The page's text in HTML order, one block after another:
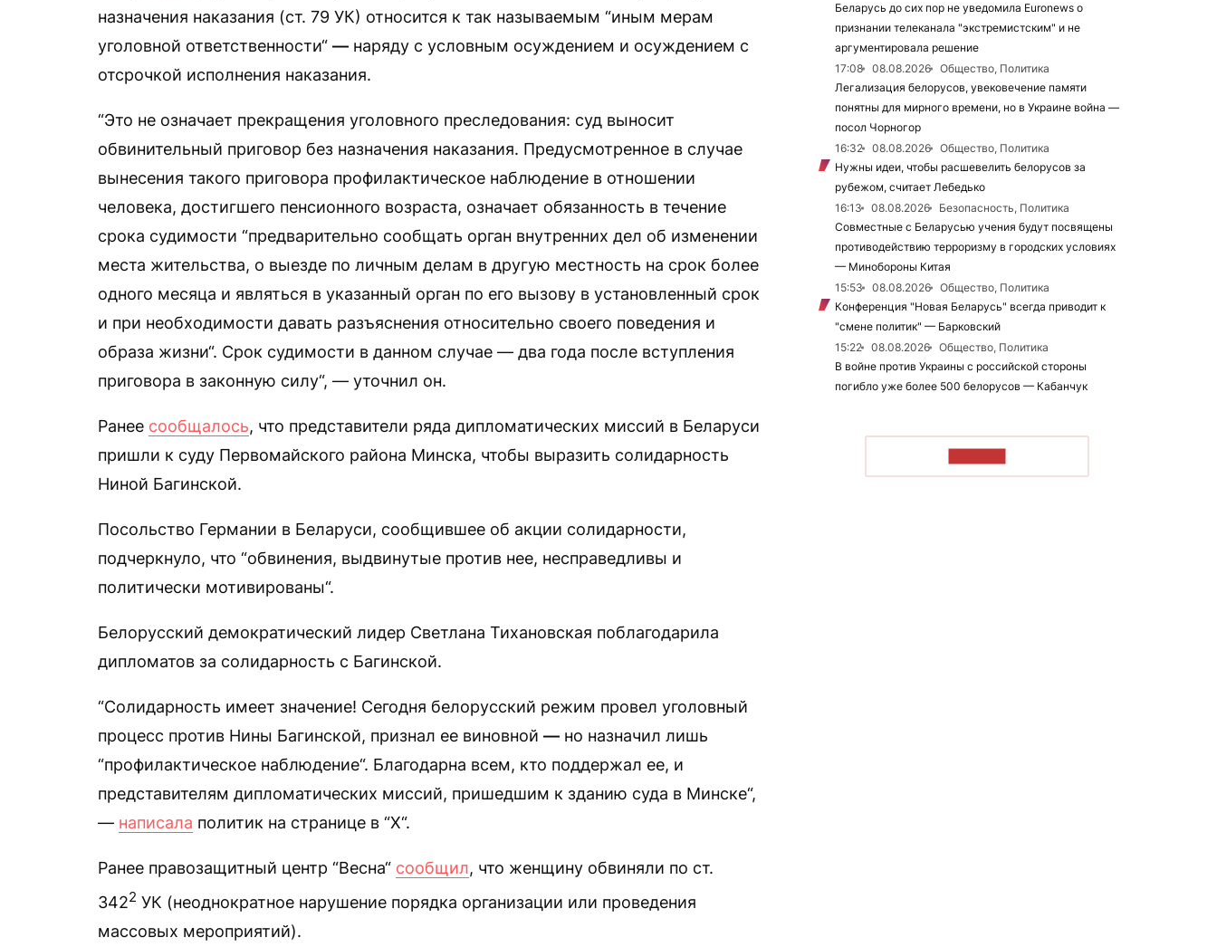
назначения наказания (ст. 79 УК) относится к так называемым “иным мерам
уголовной ответственности“ — наряду с условным осуждением и осуждением с
отсрочкой исполнения наказания.
“Это не означает прекращения уголовного преследования: суд выносит
обвинительный приговор без назначения наказания. Предусмотренное в случае
вынесения такого приговора профилактическое наблюдение в отношении
человека, достигшего пенсионного возраста, означает обязанность в течение
срока судимости “предварительно сообщать орган внутренних дел об изменении
места жительства, о выезде по личным делам в другую местность на срок более
одного месяца и являться в указанный орган по его вызову в установленный срок
и при необходимости давать разъяснения относительно своего поведения и
образа жизни“. Срок судимости в данном случае — два года после вступления
приговора в законную силу“, — уточнил он.
Ранее сообщалось, что представители ряда дипломатических миссий в Беларуси
пришли к суду Первомайского района Минска, чтобы выразить солидарность
Ниной Багинской.
Посольство Германии в Беларуси, сообщившее об акции солидарности,
подчеркнуло, что “обвинения, выдвинутые против нее, несправедливы и
политически мотивированы“.
Белорусский демократический лидер Светлана Тихановская поблагодарила
дипломатов за солидарность с Багинской.
“Солидарность имеет значение! Сегодня белорусский режим провел уголовный
процесс против Нины Багинской, признал ее виновной — но назначил лишь
“профилактическое наблюдение“. Благодарна всем, кто поддержал ее, и
представителям дипломатических миссий, пришедшим к зданию суда в Минске“,
— написала политик на странице в “Х“.
Ранее правозащитный центр “Весна“ сообщил, что женщину обвиняли по ст.
3422 УК (неоднократное нарушение порядка организации или проведения
массовых мероприятий).
Беларусь до сих пор не уведомила Euronews о
признании телеканала "экстремистским" и не
аргументировала решение
17:08
08.08.2026
Общество, Политика
Легализация белорусов, увековечение памяти
понятны для мирного времени, но в Украине война —
посол Чорногор
16:32
08.08.2026
Общество, Политика
Нужны идеи, чтобы расшевелить белорусов за
рубежом, считает Лебедько
16:13
08.08.2026
Безопасность, Политика
Совместные с Беларусью учения будут посвящены
противодействию терроризму в городских условиях
— Минобороны Китая
15:53
08.08.2026
Общество, Политика
Конференция "Новая Беларусь" всегда приводит к
"смене политик" — Барковский
15:22
08.08.2026
Общество, Политика
В войне против Украины с российской стороны
погибло уже более 500 белорусов — Кабанчук